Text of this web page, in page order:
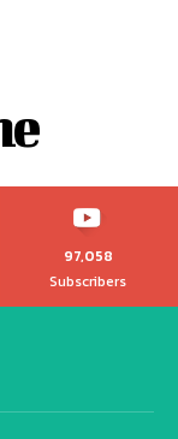
97,058
Subscribers